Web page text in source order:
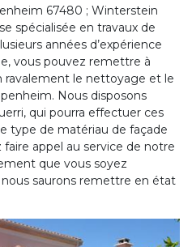
67480 ; Winterstein
spécialisée en travaux de
années d’expérience
vous pouvez remettre à
le nettoyage et le
Nous disposons
qui pourra effectuer ces
type de matériau de façade
appel au service de notre
que vous soyez
saurons remettre en état